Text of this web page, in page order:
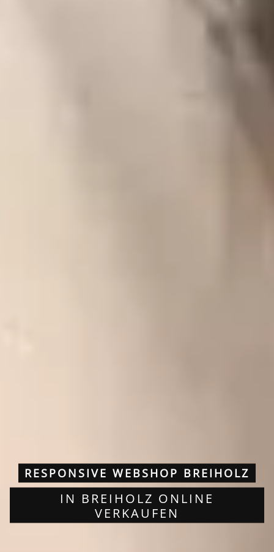
RESPONSIVE WEBSHOP BREIHOLZ
IN BREIHOLZ ONLINE
VERKAUFEN